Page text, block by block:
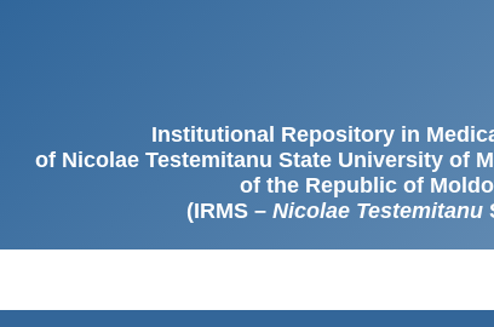
Institutional Repository in
of Nicolae Testemitanu State University of
of the Republic of
(IRMS – Nicolae Testemitanu